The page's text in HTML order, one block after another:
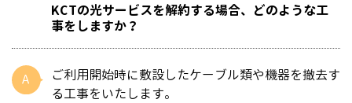
KCTの光サービスを解約する場合、どのような工
事をしますか？
ご利用開始時に敷設したケーブル類や機器を撤去す
る工事をいたします。